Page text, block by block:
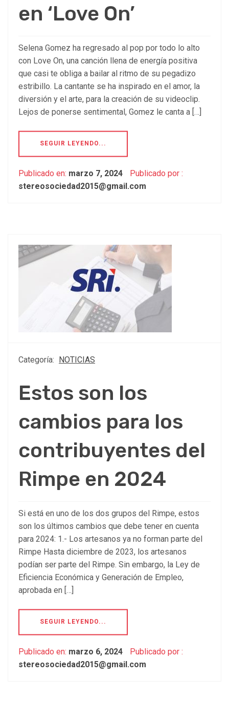
en ‘Love On’
Selena Gomez ha regresado al pop por todo lo alto
con Love On, una canción llena de energía positiva
que casi te obliga a bailar al ritmo de su pegadizo
estribillo. La cantante se ha inspirado en el amor, la
diversión y el arte, para la creación de su videoclip.
Lejos de ponerse sentimental, Gomez le canta a […]
SEGUIR LEYENDO...
Publicado en: marzo 7, 2024
Publicado por :
stereosociedad2015@gmail.com
Categoría: NOTICIAS
Estos son los
cambios para los
contribuyentes del
Rimpe en 2024
Si está en uno de los dos grupos del Rimpe, estos
son los últimos cambios que debe tener en cuenta
para 2024: 1.- Los artesanos ya no forman parte del
Rimpe Hasta diciembre de 2023, los artesanos
podían ser parte del Rimpe. Sin embargo, la Ley de
Eficiencia Económica y Generación de Empleo,
aprobada en […]
SEGUIR LEYENDO...
Publicado en: marzo 6, 2024
Publicado por :
stereosociedad2015@gmail.com